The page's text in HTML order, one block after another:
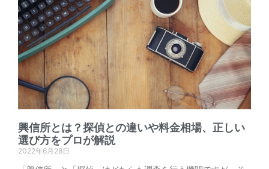
興信所とは？探偵との違いや料金相場、正しい
選び方をプロが解説
2022年6月28日